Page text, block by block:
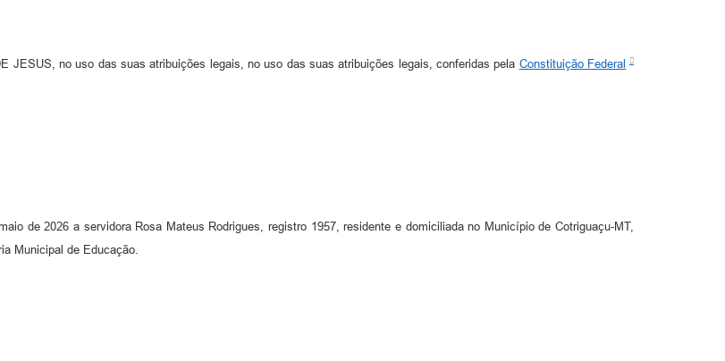
JESUS, no uso das suas atribuições legais, no uso das suas atribuições legais, conferidas pela Constituição Federal
de 2026 a servidora Rosa Mateus Rodrigues, registro 1957, residente e domiciliada no Município de Cotriguaçu-MT,
Municipal de Educação.